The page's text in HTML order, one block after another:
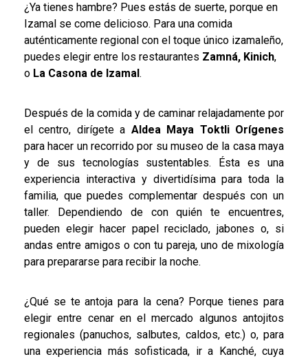
¿Ya tienes hambre? Pues estás de suerte, porque en
Izamal se come delicioso. Para una comida
auténticamente regional con el toque único izamaleño,
puedes elegir entre los restaurantes Zamná, Kinich,
o La Casona de Izamal .
Después de la comida y de caminar relajadamente por
el centro, dirígete a Aldea Maya Toktli Orígenes
para hacer un recorrido por su museo de la casa maya
y de sus tecnologías sustentables. Ésta es una
experiencia interactiva y divertidísima para toda la
familia, que puedes complementar después con un
taller. Dependiendo de con quién te encuentres,
pueden elegir hacer papel reciclado, jabones o, si
andas entre amigos o con tu pareja, uno de mixología
para prepararse para recibir la noche.
¿Qué se te antoja para la cena? Porque tienes para
elegir entre cenar en el mercado algunos antojitos
regionales (panuchos, salbutes, caldos, etc.) o, para
una experiencia más sofisticada, ir a Kanché, cuya